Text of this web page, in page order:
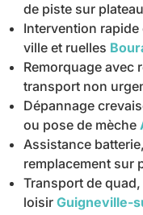
de piste sur plateau
Intervention
ville et ruelles
Remorquage avec
transport non
Dépannage
ou pose de mèche
Assistance
remplacement sur
Transport de
loisir Guigneville-